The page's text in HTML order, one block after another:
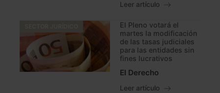
Leer artículo
El Pleno votará el
martes la modificación
de las tasas judiciales
para las entidades sin
fines lucrativos
El Derecho
Leer artículo